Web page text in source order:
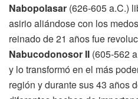
Nabopolasar (626-605 a.C.)
asirio aliándose con los
reinado de 21 años fue
Nabucodonosor II (605-562
y lo transformó en el más
región y durante sus 43 años